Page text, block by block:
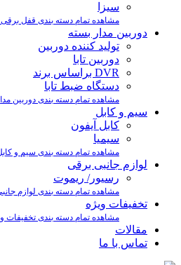
سیزا
مشاهده تمام دسته بندی قفل برقی
دوربین مدار بسته
تولید کننده دوربین
دوربین تابا
DVR براساس برند
دستگاه ضبط تابا
مشاهده تمام دسته بندی دوربین
سیم و کابل
کابل آیفون
سیمیا
مشاهده تمام دسته بندی سیم و
لوازم جانبی برقی
رسیور/ ریموت
مشاهده تمام دسته بندی لوازم
تخفیفات ویژه
مشاهده تمام دسته بندی تخفیفات
مقالات
تماس با ما